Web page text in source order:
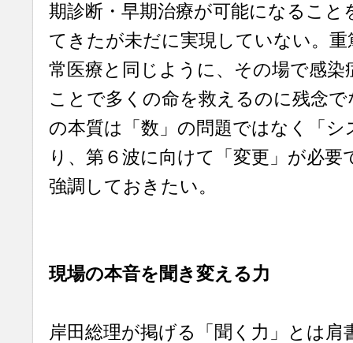
期診断・早期治療が可能になること
てきたが未だに実現していない。
常医療と同じように、その場で感染
ことで多くの命を救えるのに残念
の本質は「数」の問題ではなく「
り、第６波に向けて「変更」が必
強調しておきたい。
現場の本音を聞き変える力
岸田総理が掲げる「聞く力」とは肩